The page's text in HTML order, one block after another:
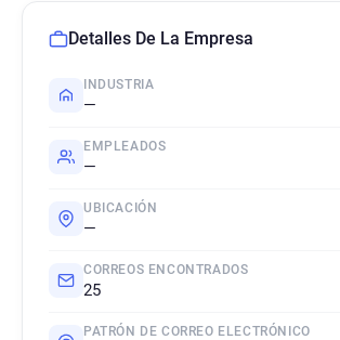
Detalles De La Empresa
INDUSTRIA
—
EMPLEADOS
—
UBICACIÓN
—
CORREOS ENCONTRADOS
25
PATRÓN DE CORREO ELECTRÓNICO